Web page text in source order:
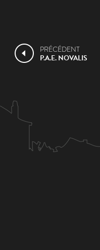
PRÉCÉDENT
P.A.E. NOVALIS